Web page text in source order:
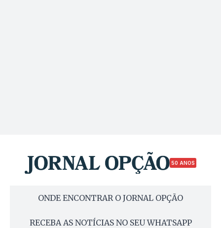
50 ANOS
ONDE ENCONTRAR O JORNAL OPÇÃO
RECEBA AS NOTÍCIAS NO SEU WHATSAPP